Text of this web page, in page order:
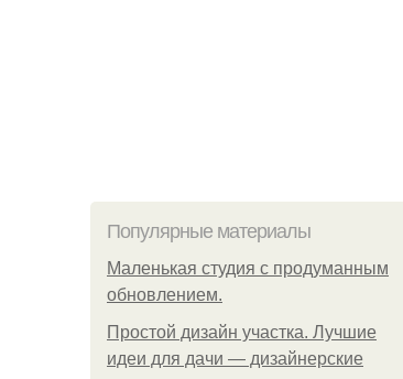
Популярные материалы
Маленькая студия с продуманным
обновлением.
Простой дизайн участка. Лучшие
идеи для дачи — дизайнерские